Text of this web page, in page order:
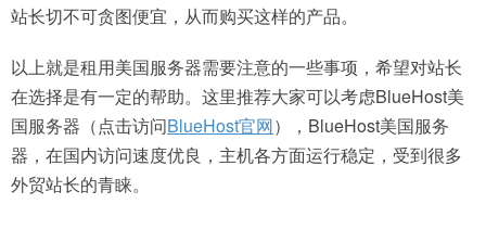
站长切不可贪图便宜，从而购买这样的产品。
以上就是租用美国服务器需要注意的一些事项，希望对站长
在选择是有一定的帮助。这里推荐大家可以考虑BlueHost美
国服务器（点击访问BlueHost官网），BlueHost美国服务
器，在国内访问速度优良，主机各方面运行稳定，受到很多
外贸站长的青睐。